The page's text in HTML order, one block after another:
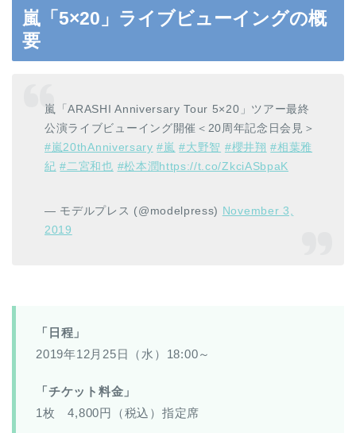
嵐「5×20」ライブビューイングの概
要
嵐「ARASHI Anniversary Tour 5×20」ツアー最終
公演ライブビューイング開催＜20周年記念日会見＞
#嵐20thAnniversary #嵐 #大野智 #櫻井翔 #相葉雅
紀 #二宮和也 #松本潤 https://t.co/ZkciASbpaK
— モデルプレス (@modelpress) November 3,
2019
「日程」
2019年12月25日（水）18:00～
「チケット料金」
1枚 4,800円（税込）指定席